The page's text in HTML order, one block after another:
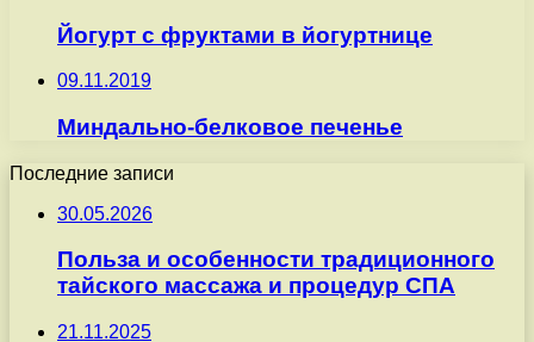
Йогурт с фруктами в йогуртнице
09.11.2019
Миндально-белковое печенье
Последние записи
30.05.2026
Польза и особенности традиционного
тайского массажа и процедур СПА
21.11.2025